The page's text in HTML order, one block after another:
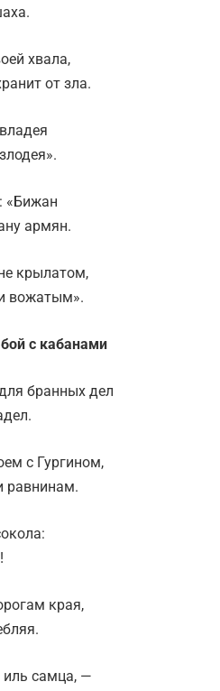
хвала,
от зла.
«Бижан
армян.
крылатом,
вожатым».
с кабанами
бранных дел
с Гургином,
равнинам.
края,
самца, —